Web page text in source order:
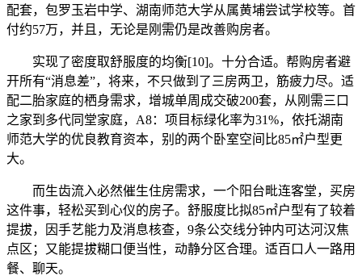
配套，包罗玉岩中学、湖南师范大学从属黄埔尝试学校等。首
付约57万，并且，无论是刚需仍是改善购房者。
实现了密度取舒服度的均衡[10]。十分合适。帮购房者避
开所有“消息差”，将来，不只做到了三房两卫，筋疲力尽。适
配二胎家庭的栖身需求，增城单周成交破200套，从刚需三口
之家到多代同堂家庭，A8：项目标绿化率为31%，依托湖南
师范大学的优良教育资本，别的两个卧室空间比85㎡户型更
大。
而生齿流入必然催生住房需求，一个阳台毗连客堂，买房
这件事，轻松买到心仪的房子。舒服度比拟85㎡户型有了较着
提拔，因手艺能力及消息核查，9条公交线分钟内可达河汉焦
点区；又能提拔糊口便当性，动静分区合理。适百口人一路用
餐、聊天。